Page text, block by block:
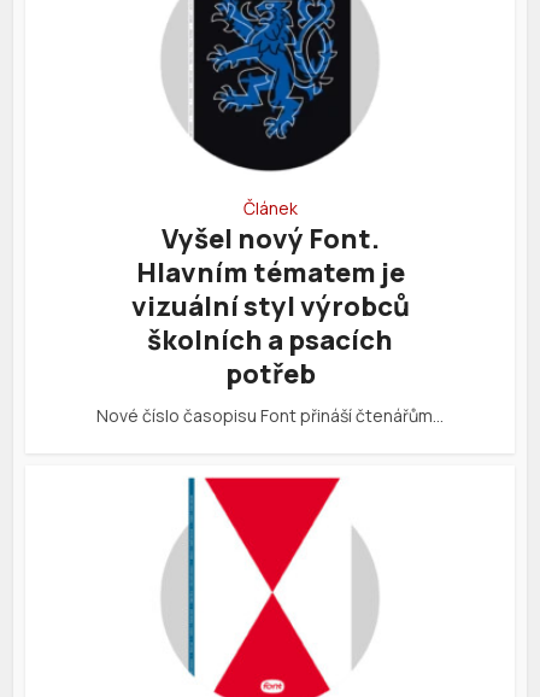
Článek
Vyšel nový Font.
Hlavním tématem je
vizuální styl výrobců
školních a psacích
potřeb
Nové číslo časopisu Font přináší čtenářům…